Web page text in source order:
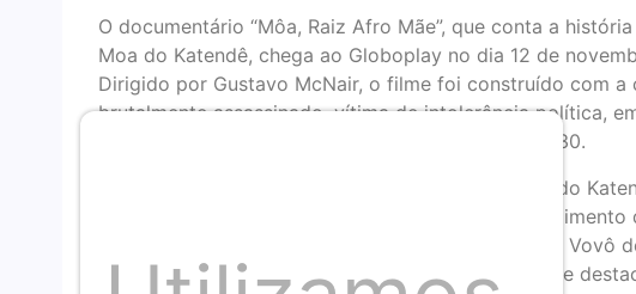
O documentário “Môa, Raiz Afro Mãe”, que conta a
Moa do Katendê, chega ao Globoplay no dia 12 de
Dirigido por Gustavo McNair, o filme foi construído com a
brutalmente assassinado, vítima de intolerância política,
será exibida no Canal Brasil, no mesmo dia, às 21h30.
No documentário, a trajetória do multiartista Moa do
especialmente no carnaval de Salvador com o
como Gilberto Gil, Letieres Leite, Lazzo Matumbi e Vovô
Engenho Velho de Brotas em 1978, o mestre sempre